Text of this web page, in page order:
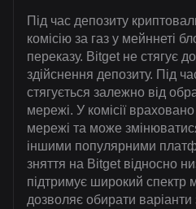
Під час депозиту
комісію за газ у мейннеті
переказу. Bitget не стягує
здійснення депозиту. Під
стягується залежно від
мережі. У комісії
мережі та може
іншими популярними
зняття на Bitget відносно
підтримує широкий спектр
дозволяє обирати